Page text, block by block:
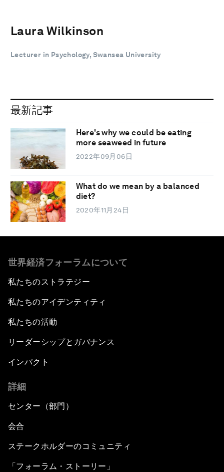
Laura Wilkinson
Lecturer in Psychology, Swansea University
最新記事
Here's why we could be eating
more seaweed in future
2022年09月06日
What do we mean by a balanced
diet?
2020年11月24日
世界経済フォーラムについて
私たちのストラテジー
私たちのアイデンティティ
私たちの活動
リーダーシップとガバナンス
インパクト
詳細
センター（部門）
会合
ステークホルダーのコミュニティ
「フォーラム・ストーリー」